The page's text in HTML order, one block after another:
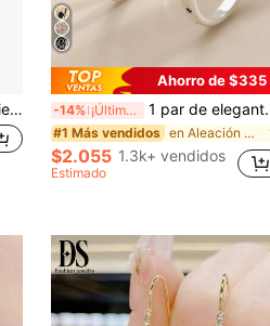
mujer
Ahorro de $335
-14% ¡Últimos 3 días 1 par de elegantes y lujosos pendientes de cobre con media luna asimétrica y sol de cristal, pendientes de mujer, adecuados para uso diario casual, Día de San Valentín, vacaciones, fiestas, un regalo ideal para mujeres, amantes de la joyería, mejores amigas, estilo occidental para el verano
#1 Más vendidos en Aleación De Zinc Pendientes colgantes de mujer
$2.055 1.3k+ vendidos
Estimado